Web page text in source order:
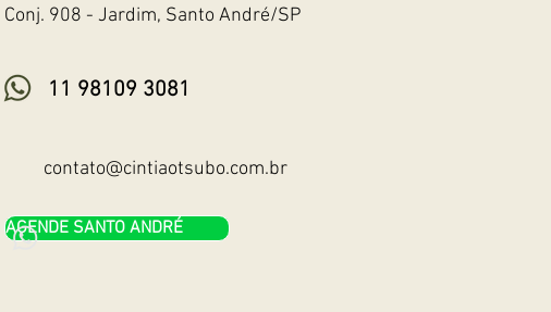
Conj. 908 - Jardim, Santo André/SP
11 98109 3081
contato@cintiaotsubo.com.br
AGENDE SANTO ANDRÉ